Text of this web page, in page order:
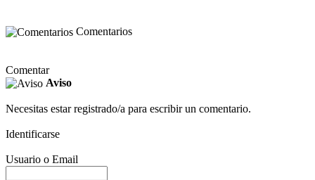
Comentarios
Comentar
Aviso
Necesitas estar registrado/a para escribir un comentario.
Identificarse
Usuario o Email